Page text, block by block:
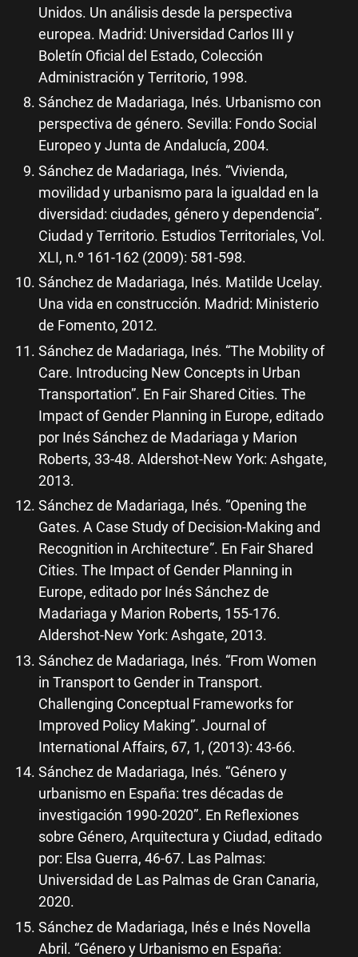
Unidos. Un análisis desde la perspectiva
europea. Madrid: Universidad Carlos III y
Boletín Oficial del Estado, Colección
Administración y Territorio, 1998.
Sánchez de Madariaga, Inés. Urbanismo con
perspectiva de género. Sevilla: Fondo Social
Europeo y Junta de Andalucía, 2004.
Sánchez de Madariaga, Inés. “Vivienda,
movilidad y urbanismo para la igualdad en la
diversidad: ciudades, género y dependencia”.
Ciudad y Territorio. Estudios Territoriales, Vol.
XLI, n.º 161-162 (2009): 581-598.
Sánchez de Madariaga, Inés. Matilde Ucelay.
Una vida en construcción. Madrid: Ministerio
de Fomento, 2012.
Sánchez de Madariaga, Inés. “The Mobility of
Care. Introducing New Concepts in Urban
Transportation”. En Fair Shared Cities. The
Impact of Gender Planning in Europe, editado
por Inés Sánchez de Madariaga y Marion
Roberts, 33-48. Aldershot-New York: Ashgate,
2013.
Sánchez de Madariaga, Inés. “Opening the
Gates. A Case Study of Decision-Making and
Recognition in Architecture”. En Fair Shared
Cities. The Impact of Gender Planning in
Europe, editado por Inés Sánchez de
Madariaga y Marion Roberts, 155-176.
Aldershot-New York: Ashgate, 2013.
Sánchez de Madariaga, Inés. “From Women
in Transport to Gender in Transport.
Challenging Conceptual Frameworks for
Improved Policy Making”. Journal of
International Affairs, 67, 1, (2013): 43-66.
Sánchez de Madariaga, Inés. “Género y
urbanismo en España: tres décadas de
investigación 1990-2020”. En Reflexiones
sobre Género, Arquitectura y Ciudad, editado
por: Elsa Guerra, 46-67. Las Palmas:
Universidad de Las Palmas de Gran Canaria,
2020.
Sánchez de Madariaga, Inés e Inés Novella
Abril. “Género y Urbanismo en España: